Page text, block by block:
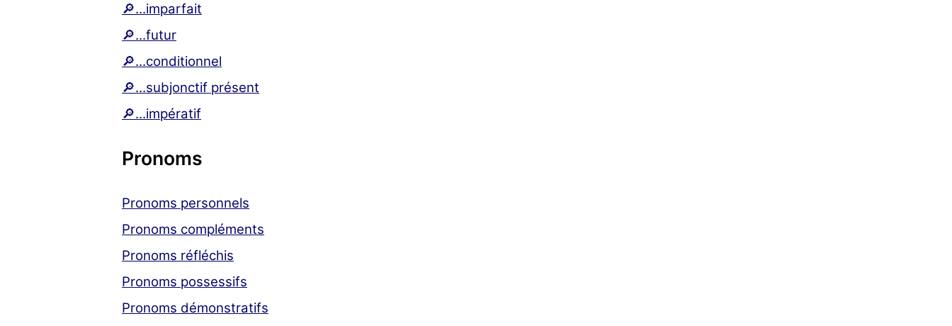
🔎...imparfait
🔎...futur
🔎...conditionnel
🔎...subjonctif présent
🔎...impératif
Pronoms
Pronoms personnels
Pronoms compléments
Pronoms réfléchis
Pronoms possessifs
Pronoms démonstratifs